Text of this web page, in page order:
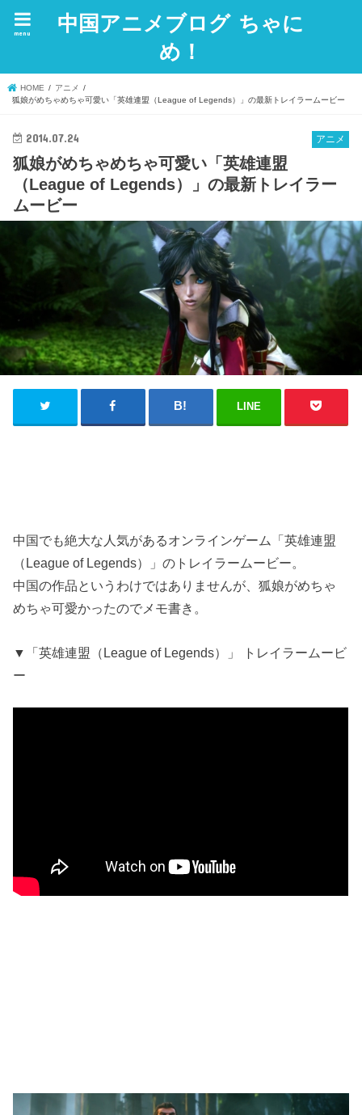
中国アニメブログ ちゃに
め！
menu
HOME
アニメ
狐娘がめちゃめちゃ可愛い「英雄連盟（League of Legends）」の最新トレイラームービー
アニメ
2014.07.24
狐娘がめちゃめちゃ可愛い「英雄連盟
（League of Legends）」の最新トレイラー
ムービー
LINE
中国でも絶大な人気があるオンラインゲーム「英雄連盟
（League of Legends）」のトレイラームービー。
中国の作品というわけではありませんが、狐娘がめちゃ
めちゃ可愛かったのでメモ書き。
▼「英雄連盟（League of Legends）」 トレイラームービ
ー